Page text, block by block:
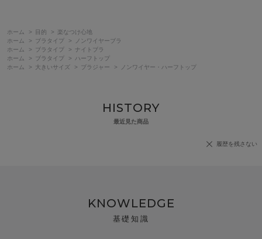
ホーム > 目的 >
楽なつけ心地
ホーム
> ブラタイプ >
ノンワイヤーブラ
ホーム
> ブラタイプ > ナイトブラ
ホーム
> ブラタイプ >
ハーフトップ
ホーム
> 大きいサイズ > ブラジャー > ノンワイヤー・ハーフトップ
HISTORY
最近見た商品
履歴を残さない
KNOWLEDGE
基礎知識